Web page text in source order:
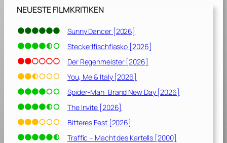
l
2
1
9
]
NEUESTE FILMKRITIKEN
Sunny Dancer [2026]
Steckerlfischfiasko [2026]
Der Regenmeister [2026]
You, Me & Italy [2026]
Spider-Man: Brand New Day [2026]
The Invite [2026]
Bitteres Fest [2026]
Traffic – Macht des Kartells [2000]